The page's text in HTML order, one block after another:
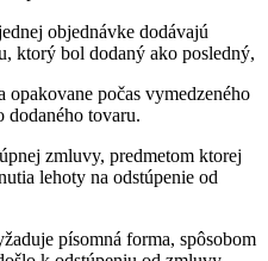
objednávke dodávajú
ktorý bol dodaný ako posledný,
počas vymedzeného
dodaného tovaru.
zmluvy, predmetom ktorej
lehoty na odstúpenie od
písomná forma, spôsobom